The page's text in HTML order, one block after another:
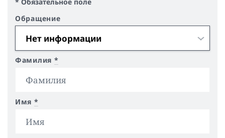
Обращение
Фамилия *
Имя *